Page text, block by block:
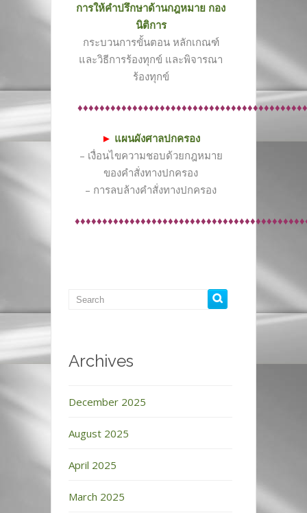
การให้คำปรึกษาด้านกฎหมาย กอง
นิติการ
กระบวนการขั้นตอน หลักเกณฑ์
และวิธีการร้องทุกข์ และพิจารณา
ร้องทุกข์
► แผนผังศาลปกครอง
– เงื่อนไขความชอบด้วยกฎหมาย
ของคำสั่งทางปกครอง
– การลบล้างคำสั่งทางปกครอง
Archives
December 2025
August 2025
April 2025
March 2025